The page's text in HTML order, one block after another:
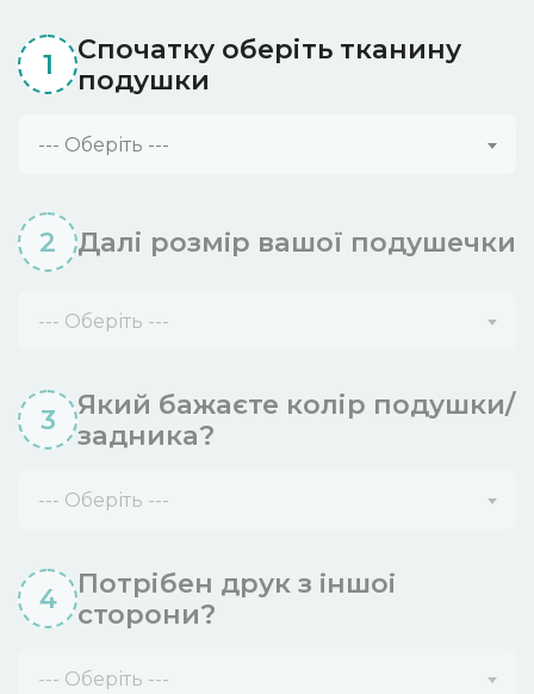
1
Спочатку оберіть тканину
подушки
--- Оберіть ---
2 Далі розмiр вашої подушечки
--- Оберіть ---
3
Який бажаєте колір подушки/
задника?
--- Оберіть ---
4
Потрібен друк з iншоi
сторони?
--- Оберіть ---